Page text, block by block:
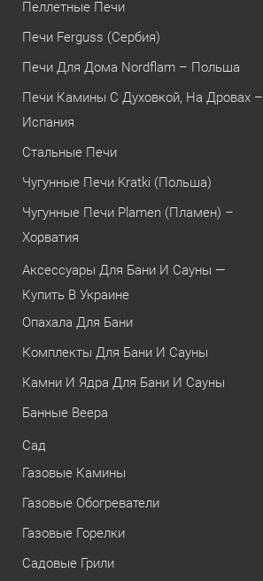
Пеллетные Печи
Печи Ferguss (Сербия)
Печи Для Дома Nordflam – Польша
Печи Камины С Духовкой, На Дровах –
Испания
Стальные Печи
Чугунные Печи Kratki (Польша)
Чугунные Печи Plamen (Пламен) –
Хорватия
Аксессуары Для Бани И Сауны —
Купить В Украине
Опахала Для Бани
Комплекты Для Бани И Сауны
Камни И Ядра Для Бани И Сауны
Банные Веера
Сад
Газовые Камины
Газовые Обогреватели
Газовые Горелки
Садовые Грили